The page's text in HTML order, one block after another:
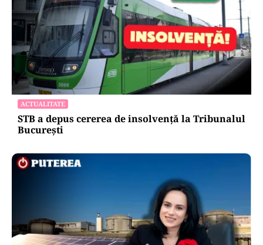
ACTUALITATE
STB a depus cererea de insolvență la Tribunalul
București